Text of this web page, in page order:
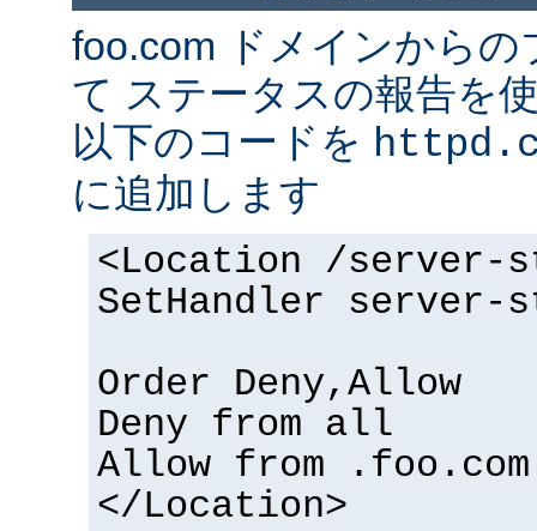
foo.com ドメインから
て ステータスの報告を
以下のコードを
に追加します
<Location /server-
SetHandler server-
Order Deny,Allow
Deny from all
Allow from .foo.com
</Location>